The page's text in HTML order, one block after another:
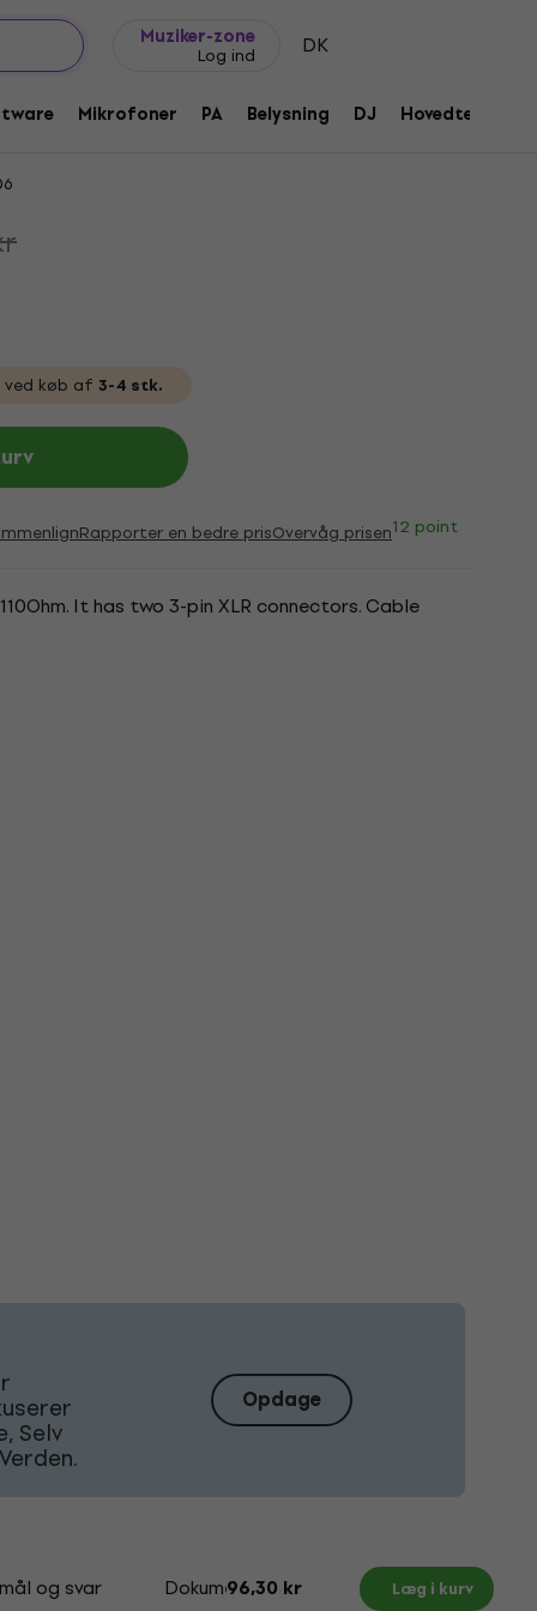
Muziker-zone
Log ind DK
Mikrofoner PA Belysning DJ Hovedtelefoner
lyskabel
ved køb af 3-4 stk.
Rapporter en bedre prisOvervåg prisen12 point
It has two 3-pin XLR connectors. Cable
Selv
Opdage
og svar Dokumenter
96,30 kr Læg i kurv